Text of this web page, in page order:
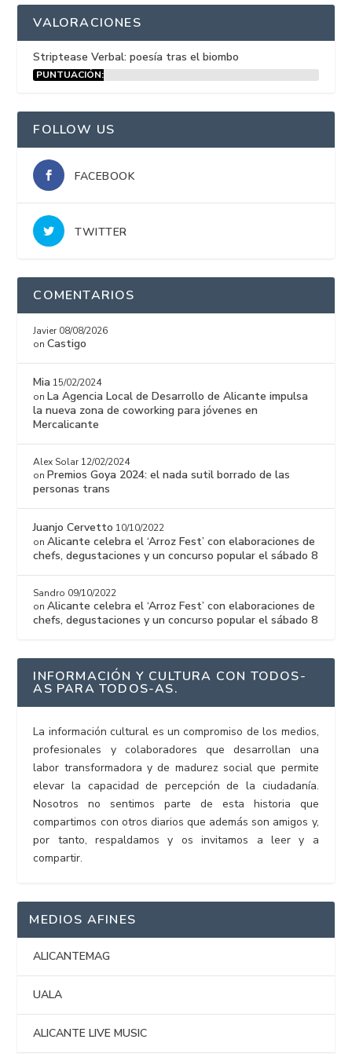
VALORACIONES
Striptease Verbal: poesía tras el biombo
PUNTUACIÓN:
FOLLOW US
FACEBOOK
TWITTER
COMENTARIOS
Javier 08/08/2026
onCastigo
Mia 15/02/2024
on La Agencia Local de Desarrollo de Alicante impulsa
la nueva zona de coworking para jóvenes en
Mercalicante
Alex Solar 12/02/2024
on Premios Goya 2024: el nada sutil borrado de las
personas trans
Juanjo Cervetto 10/10/2022
onAlicante celebra el ‘Arroz Fest’ con elaboraciones de
chefs, degustaciones y un concurso popular el sábado 8
Sandro 09/10/2022
onAlicante celebra el ‘Arroz Fest’ con elaboraciones de
chefs, degustaciones y un concurso popular el sábado 8
INFORMACIÓN Y CULTURA CON TODOS-
AS PARA TODOS-AS.
La información cultural es un compromiso de los medios,
profesionales y colaboradores que desarrollan una
labor transformadora y de madurez social que permite
elevar la capacidad de percepción de la ciudadanía.
Nosotros no sentimos parte de esta historia que
compartimos con otros diarios que además son amigos y,
por tanto, respaldamos y os invitamos a leer y a
compartir.
MEDIOS AFINES
ALICANTEMAG
UALA
ALICANTE LIVE MUSIC